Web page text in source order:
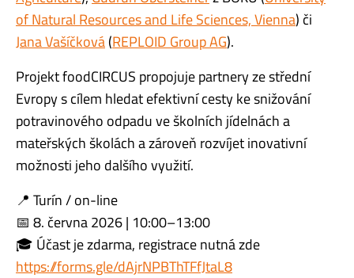
of Natural Resources and Life Sciences, Vienna) či
Jana Vašíčková(REPLOID Group AG).
Projekt foodCIRCUS propojuje partnery ze střední
Evropy s cílem hledat efektivní cesty ke snižování
potravinového odpadu ve školních jídelnách a
mateřských školách a zároveň rozvíjet inovativní
možnosti jeho dalšího využití.
📍 Turín / on-line
📅 8. června 2026 | 10:00–13:00
🎓 Účast je zdarma, registrace nutná zde
https://forms.gle/dAjrNPBThTFfJtaL8